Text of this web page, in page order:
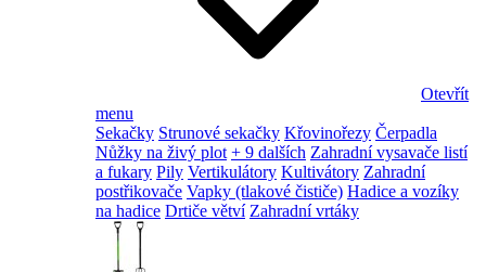
Otevřít
menu
Sekačky Strunové sekačky Křovinořezy Čerpadla
Nůžky na živý plot + 9 dalších Zahradní vysavače listí
a fukary Pily Vertikulátory Kultivátory Zahradní
postřikovače Vapky (tlakové čističe) Hadice a vozíky
na hadice Drtiče větví Zahradní vrtáky